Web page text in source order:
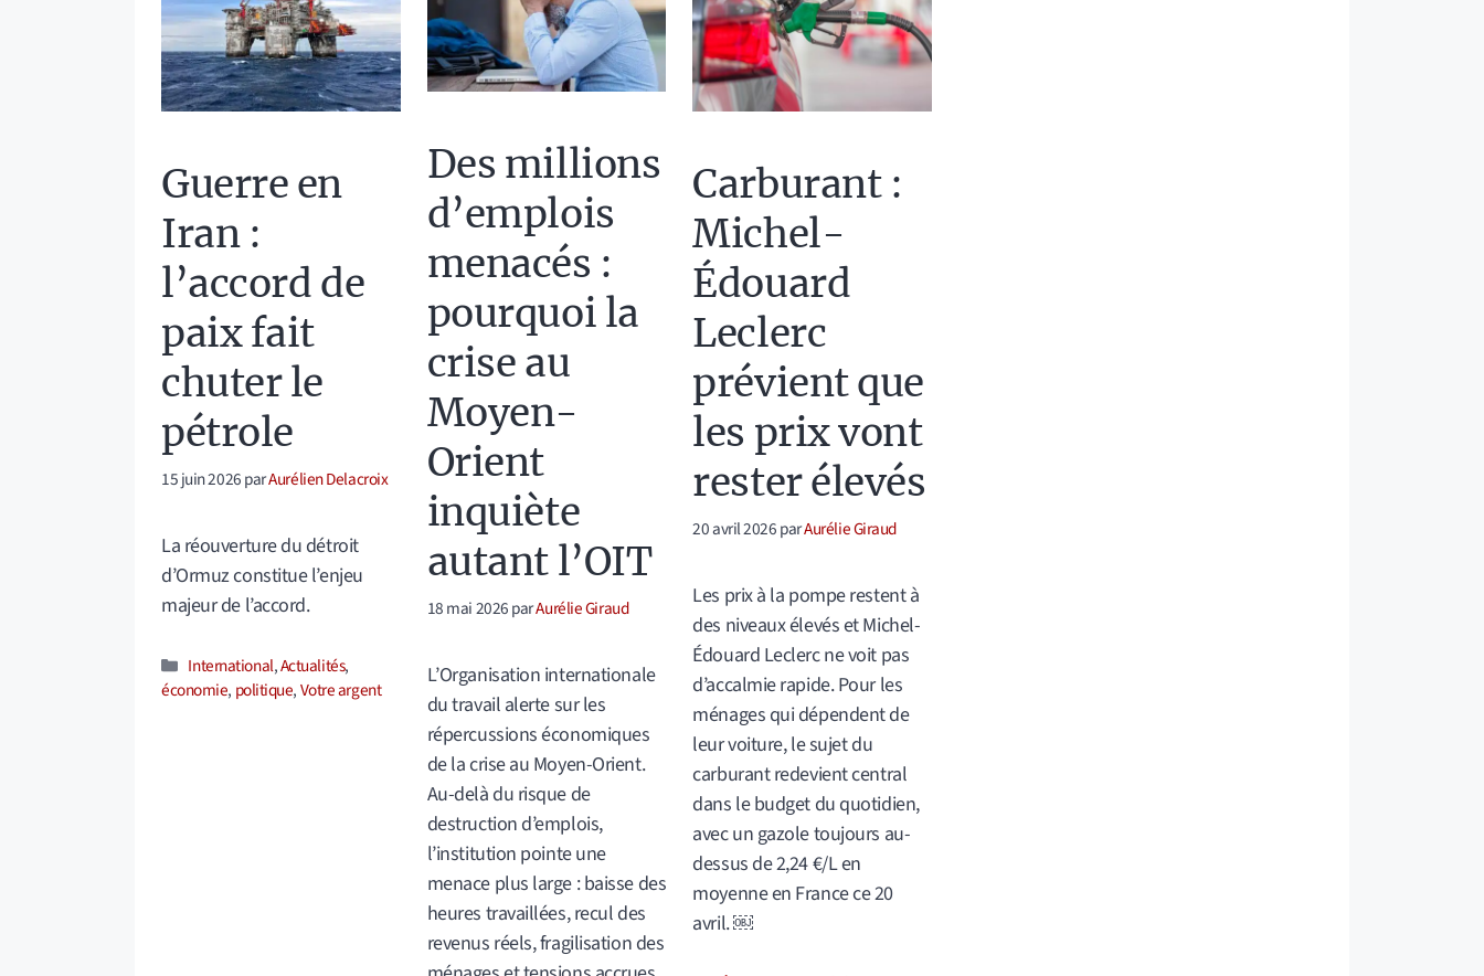
Guerre en
Iran :
l’accord de
paix fait
chuter le
pétrole
15 juin 2026parAurélien Delacroix
La réouverture du détroit
d’Ormuz constitue l’enjeu
majeur de l’accord.
Catégories
International,Actualités,
économie, politique,Votre argent
Des millions
d’emplois
menacés :
pourquoi la
crise au
Moyen-
Orient
inquiète
autant l’OIT
18 mai 2026parAurélie Giraud
L’Organisation internationale
du travail alerte sur les
répercussions économiques
de la crise au Moyen-Orient.
Au-delà du risque de
destruction d’emplois,
l’institution pointe une
menace plus large : baisse des
heures travaillées, recul des
revenus réels, fragilisation des
Carburant :
Michel-
Édouard
Leclerc
prévient que
les prix vont
rester élevés
20 avril 2026parAurélie Giraud
Les prix à la pompe restent à
des niveaux élevés et Michel-
Édouard Leclerc ne voit pas
d’accalmie rapide. Pour les
ménages qui dépendent de
leur voiture, le sujet du
carburant redevient central
dans le budget du quotidien,
avec un gazole toujours au-
dessus de 2,24 €/L en
moyenne en France ce 20
avril. ￼